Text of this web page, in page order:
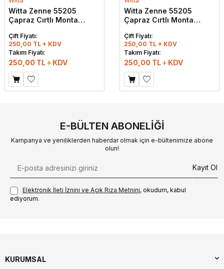
Witta Zenne 55205
Çapraz Cırtlı Monta
Çift Fiyatı:
250,00 TL + KDV
Takım Fiyatı:
250,00 TL KDV
Witta Zenne 55205
Çapraz Cırtlı Monta
Çift Fiyatı:
250,00 TL + KDV
Takım Fiyatı:
250,00 TL KDV
E-BÜLTEN ABONELIĞI
Kampanya ve yeniliklerden haberdar olmak için e-bültenimize abone
olun!
Kayıt Ol
Elektronik İleti İzni‌ni ve Açık Rıza Metni‌ni, okudum, kabul
ediyorum.
KURUMSAL